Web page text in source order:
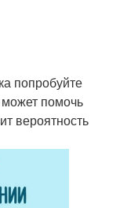
попробуйте
может помочь
вероятность